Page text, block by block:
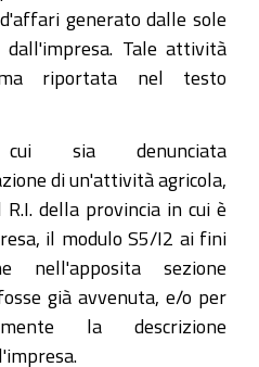
generato dalle sole
Tale attività
riportata nel testo
sia denunciata
di un'attività agricola,
della provincia in cui è
il modulo S5/I2 ai fini
nell'apposita sezione
già avvenuta, e/o per
la descrizione